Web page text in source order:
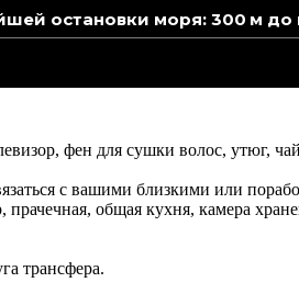
остановки моря: 300 м до
фен для сушки волос, утюг,
с вашими близкими или
общая кухня, камера
трансфера.